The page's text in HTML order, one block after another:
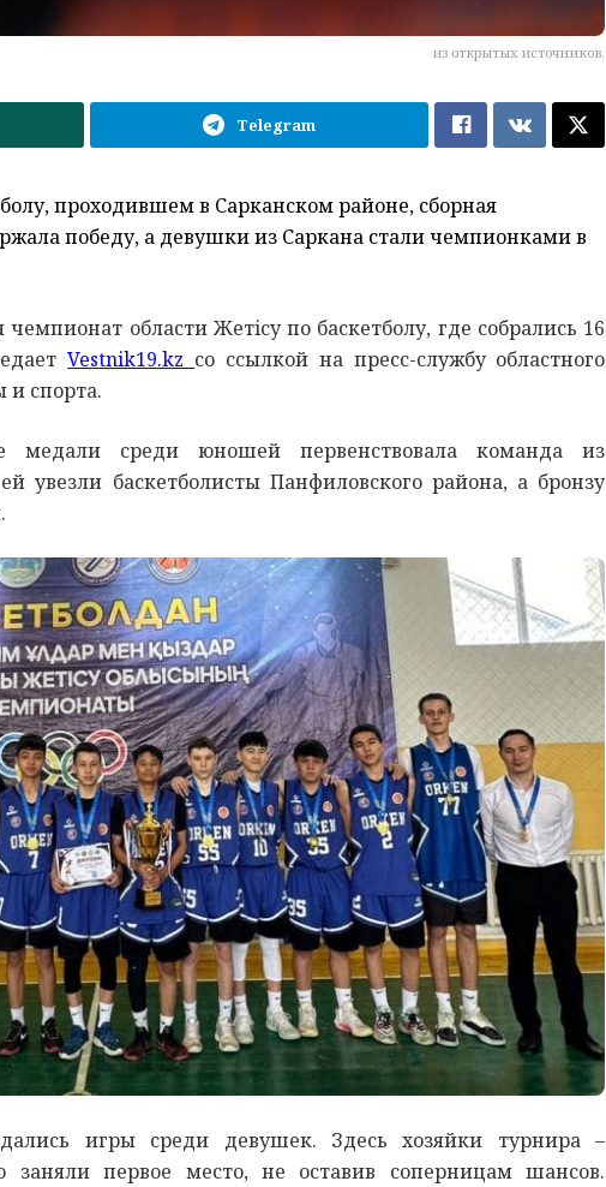
из открытых источников.
Telegram
проходившем в Сарканском районе, сборная
победу, а девушки из Саркана стали чемпионками в
области Жетiсу по баскетболу, где собрались 16
Vestnik19.kz со ссылкой на пресс-службу областного
и спорта.
медали среди юношей первенствовала команда из
увезли баскетболисты Панфиловского района, а бронзу
игры среди девушек. Здесь хозяйки турнира –
заняли первое место, не оставив соперницам шансов.